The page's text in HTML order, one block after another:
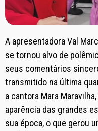
A apresentadora Val
se tornou alvo de
seus comentários
transmitido na última
a cantora Mara
aparência das grandes
sua época, o que gerou